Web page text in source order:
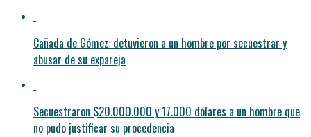
Cañada de Gómez: detuvieron a un hombre por secuestrar y
abusar de su expareja
Secuestraron $20.000.000 y 17.000 dólares a un hombre que
no pudo justificar su procedencia